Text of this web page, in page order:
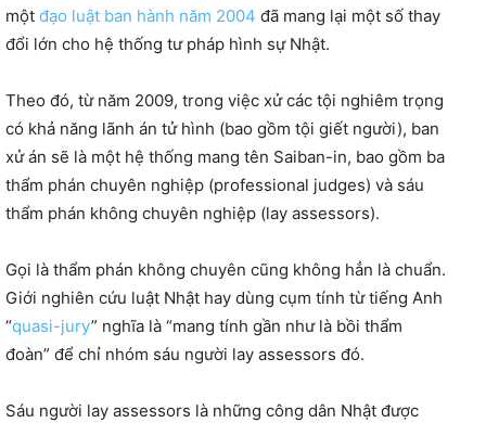
một đạo luật ban hành năm 2004 đã mang lại một số thay
đổi lớn cho hệ thống tư pháp hình sự Nhật.
Theo đó, từ năm 2009, trong việc xử các tội nghiêm trọng
có khả năng lãnh án tử hình (bao gồm tội giết người), ban
xử án sẽ là một hệ thống mang tên Saiban-in, bao gồm ba
thẩm phán chuyên nghiệp (professional judges) và sáu
thẩm phán không chuyên nghiệp (lay assessors).
Gọi là thẩm phán không chuyên cũng không hẳn là chuẩn.
Giới nghiên cứu luật Nhật hay dùng cụm tính từ tiếng Anh
“quasi-jury” nghĩa là “mang tính gần như là bồi thẩm
đoàn” để chỉ nhóm sáu người lay assessors đó.
Sáu người lay assessors là những công dân Nhật được